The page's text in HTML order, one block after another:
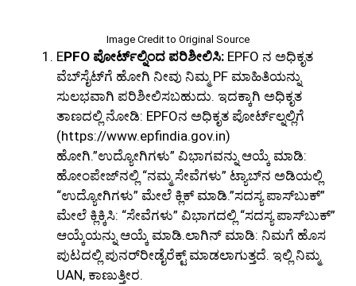
Image Credit to Original Source
EPFO ಪೋರ್ಟ್‌ಲ್ನಿಂದ ಪರಿಶೀಲಿಸಿ: EPFO ನ ಅಧಿಕೃತ
ವೆಬ್‌ಸೈಟ್‌ಗೆ ಹೋಗಿ ನೀವು ನಿಮ್ಮ PF ಮಾಹಿತಿಯನ್ನು
ಸುಲಭವಾಗಿ ಪರಿಶೀಲಿಸಬಹುದು. ಇದಕ್ಕಾಗಿ ಅಧಿಕೃತ
ತಾಣದಲ್ಲಿ ನೋಡಿ: EPFOನ ಅಧಿಕೃತ ಪೋರ್ಟ್‌ಲ್ನಲ್ಲಿಗೆ
(https://www.epfindia.gov.in)
ಹೋಗಿ.”ಉದ್ಯೋಗಿಗಳು” ವಿಭಾಗವನ್ನು ಆಯ್ಕೆ ಮಾಡಿ:
ಹೋಂಪೇಜ್‌ನಲ್ಲಿ “ನಮ್ಮ ಸೇವೆಗಳು” ಟ್ಯಾಬ್‌ನ ಅಡಿಯಲ್ಲಿ
“ಉದ್ಯೋಗಿಗಳು” ಮೇಲೆ ಕ್ಲಿಕ್ ಮಾಡಿ.”ಸದಸ್ಯ ಪಾಸ್‌ಬುಕ್”
ಮೇಲೆ ಕ್ಲಿಕ್ಕಿಸಿ: “ಸೇವೆಗಳು” ವಿಭಾಗದಲ್ಲಿ “ಸದಸ್ಯ ಪಾಸ್‌ಬುಕ್”
ಆಯ್ಕೆಯನ್ನು ಆಯ್ಕೆ ಮಾಡಿ.ಲಾಗಿನ್ ಮಾಡಿ: ನಿಮಗೆ ಹೊಸ
ಪುಟದಲ್ಲಿ ಪುನರ್‌ರೀಡೈರೆಕ್ಟ್ ಮಾಡಲಾಗುತ್ತದೆ. ಇಲ್ಲಿ ನಿಮ್ಮ
UAN, ಕಾಣುತ್ತೀರ.